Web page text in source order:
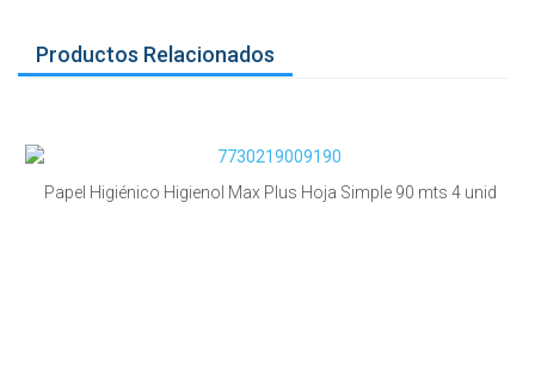
Productos Relacionados
Papel Higiénico Higienol Max Plus Hoja Simple 90 mts 4 unid